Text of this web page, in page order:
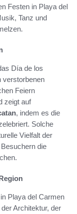
Festen in Playa del
Tanz und
Día de los
verstorbenen
Feiern
zeigt auf
, indem es die
Solche
Vielfalt der
die
Playa del Carmen
Architektur, der